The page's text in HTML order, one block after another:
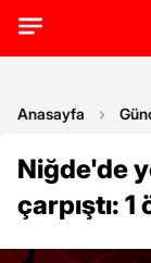
Anasayfa
Niğde'de
çarpıştı: 1